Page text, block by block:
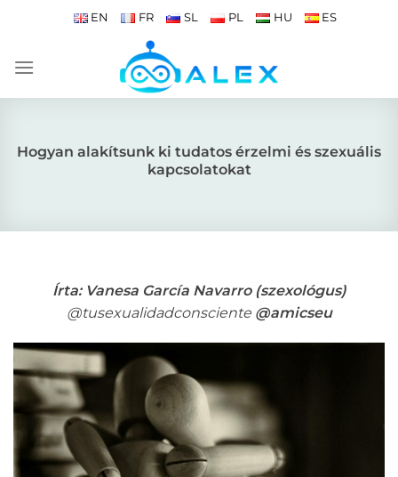
EN FR SL PL HU ES
Hogyan alakítsunk ki tudatos érzelmi és szexuális
kapcsolatokat
Írta: Vanesa García Navarro (szexológus)
@tusexualidadconsciente@amicseu